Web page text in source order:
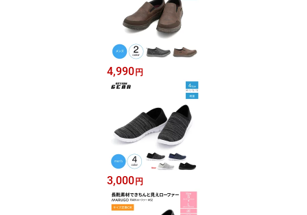
4,990 円
3,000 円